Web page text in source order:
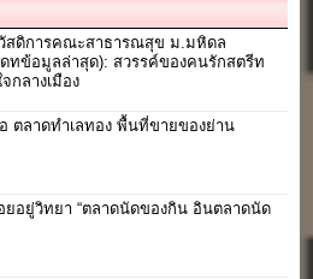
สดิการคณะสาธารณสุข ม.มหิดล
ดทข้อมูลล่าสุด): สวรรค์ของคนรักสตรีท
กลางเมือง
ตลาดทำเลทอง พื้นที่ขายของย่าน
ยอยู่วิทยา “ตลาดนัดของกิน อินตลาดนัด